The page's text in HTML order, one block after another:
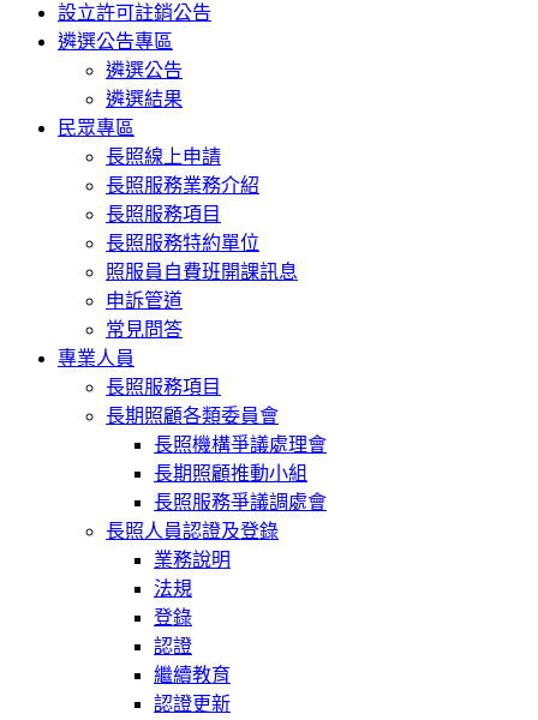
設立許可註銷公告
遴選公告專區
遴選公告
遴選結果
民眾專區
長照線上申請
長照服務業務介紹
長照服務項目
長照服務特約單位
照服員自費班開課訊息
申訴管道
常見問答
專業人員
長照服務項目
長期照顧各類委員會
長照機構爭議處理會
長期照顧推動小組
長照服務爭議調處會
長照人員認證及登錄
業務說明
法規
登錄
認證
繼續教育
認證更新